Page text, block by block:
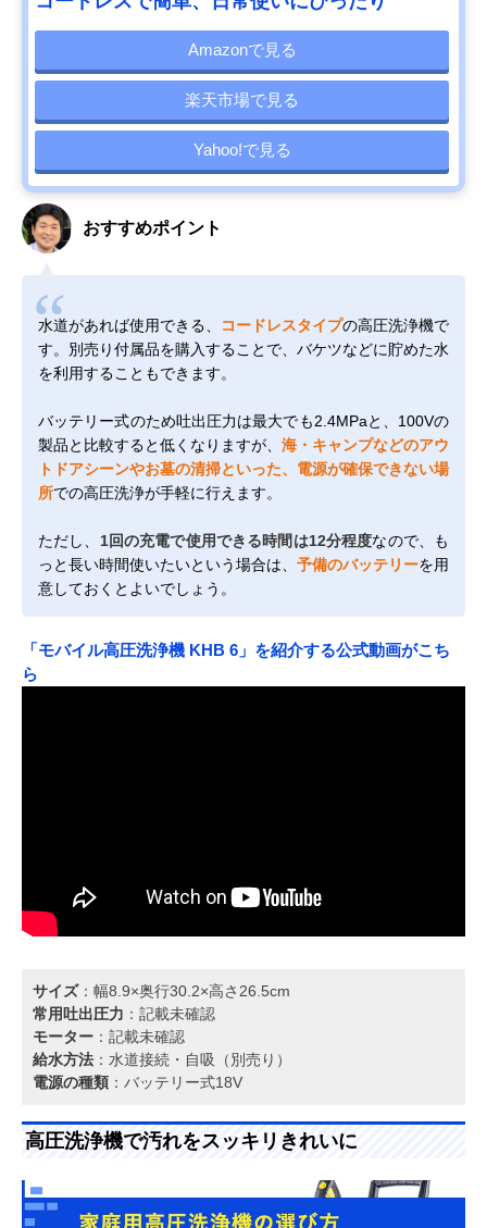
Amazonで見る
楽天市場で見る
Yahoo!で見る
おすすめポイント
水道があれば使用できる、 コードレスタイプの高圧洗浄機で
す。別売り付属品を購入することで、バケツなどに貯めた水
を利用することもできます。
バッテリー式のため吐出圧力は最大でも2.4MPaと、100Vの
製品と比較すると低くなりますが、 海・キャンプなどのアウ
トドアシーンやお墓の清掃といった、電源が確保できない場
所での高圧洗浄が手軽に行えます。
ただし、 1回の充電で使用できる時間は12分程度なので、も
っと長い時間使いたいという場合は、 予備のバッテリーを用
意しておくとよいでしょう。
「モバイル高圧洗浄機 KHB 6」を紹介する公式動画がこち
ら
サイズ：幅8.9×奥行30.2×高さ26.5cm
常用吐出圧力 ：記載未確認
モーター ：記載未確認
給水方法 ：水道接続・自吸（別売り）
電源の種類 ：バッテリー式18V
高圧洗浄機で汚れをスッキリきれいに